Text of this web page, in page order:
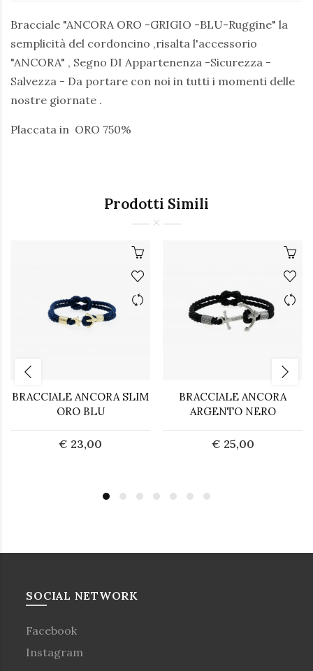
Bracciale "ANCORA ORO -GRIGIO -BLU-Ruggine" la
semplicità del cordoncino ,risalta l'accessorio
"ANCORA" , Segno DI Appartenenza -Sicurezza -
Salvezza - Da portare con noi in tutti i momenti delle
nostre giornate .
Placcata in ORO 750%
Prodotti Simili
BRACCIALE ANCORA SLIM
ORO BLU
€ 23,00
BRACCIALE ANCORA
ARGENTO NERO
€ 25,00
SOCIAL NETWORK
Facebook
Instagram